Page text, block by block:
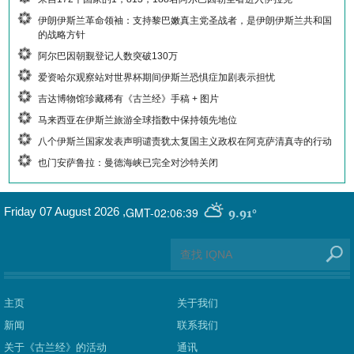
伊朗伊斯兰革命领袖：支持黎巴嫩真主党圣战者，是伊朗伊斯兰共和国
的战略方针
阿尔巴因朝觐登记人数突破130万
爱资哈尔观察站对世界杯期间伊斯兰恐惧症加剧表示担忧
吉达博物馆珍藏稀有《古兰经》手稿 + 图片
马来西亚在伊斯兰旅游全球指数中保持领先地位
八个伊斯兰国家发表声明谴责犹太复国主义政权在阿克萨清真寺的行动
也门安萨鲁拉：曼德海峡已完全对沙特关闭
GMT-02:06:39 9.91°
Friday 07 August 2026 ,
主页
新闻
关于《古兰经》的活动
关于我们
联系我们
通讯